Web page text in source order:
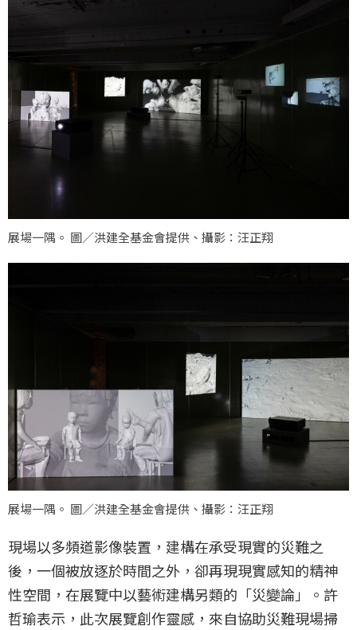
展場一隅。 圖／洪建全基金會提供、攝影：汪正翔
展場一隅。 圖／洪建全基金會提供、攝影：汪正翔
現場以多頻道影像裝置，建構在承受現實的災難之
後，一個被放逐於時間之外，卻再現現實感知的精神
性空間，在展覽中以藝術建構另類的「災變論」。許
哲瑜表示，此次展覽創作靈感，來自協助災難現場掃